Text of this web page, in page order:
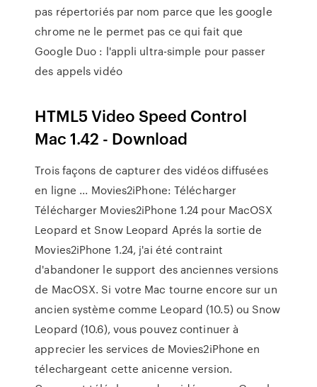
pas répertoriés par nom parce que les google
chrome ne le permet pas ce qui fait que
Google Duo : l'appli ultra-simple pour passer
des appels vidéo
HTML5 Video Speed Control
Mac 1.42 - Download
Trois façons de capturer des vidéos diffusées
en ligne ... Movies2iPhone: Télécharger
Télécharger Movies2iPhone 1.24 pour MacOSX
Leopard et Snow Leopard Aprés la sortie de
Movies2iPhone 1.24, j'ai été contraint
d'abandoner le support des anciennes versions
de MacOSX. Si votre Mac tourne encore sur un
ancien système comme Leopard (10.5) ou Snow
Leopard (10.6), vous pouvez continuer à
apprecier les services de Movies2iPhone en
télechargeant cette anicenne version.